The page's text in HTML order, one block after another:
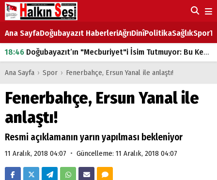
Ana SayfaDoğubayazıt HaberleriAğrıDinîPolitikaSağlıkSpor
18:46 Doğubayazıt’ın "Mecburiyet"i İsim Tutmuyor: Bu Kez de Mem u Zîn Oldu!
07:53Doğubayazıt’ta Ekmek Fiyatlarına Zam
Doğubayazıt'ta çocukların sırtındaki ağır yük
07:00
DEVLET ve HÜKÜMET
18:29ÇARŞI CADDESİ YAZ BOZ TAHTASI
Ana Sayfa › Spor › Fenerbahçe, Ersun Yanal ile anlaştı!
Fenerbahçe, Ersun Yanal ile
anlaştı!
Resmi açıklamanın yarın yapılması bekleniyor
11 Aralık, 2018 04:07 • Güncelleme: 11 Aralık, 2018 04:07